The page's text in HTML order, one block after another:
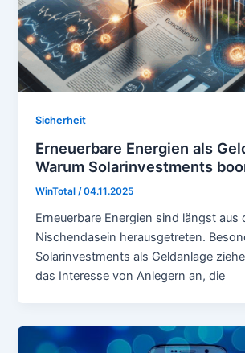
Sicherheit
Erneuerbare Energien als
Warum Solarinvestments
WinTotal/04.11.2025
Erneuerbare Energien sind längst aus
Nischendasein herausgetreten.
Solarinvestments als Geldanlage
das Interesse von Anlegern an, die